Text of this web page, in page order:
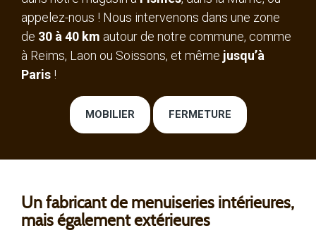
appelez-nous ! Nous intervenons dans une zone
de 30 à 40 km autour de notre commune, comme
à Reims, Laon ou Soissons, et même jusqu’à
Paris !
MOBILIER FERMETURE
Un fabricant de menuiseries intérieures,
mais également extérieures